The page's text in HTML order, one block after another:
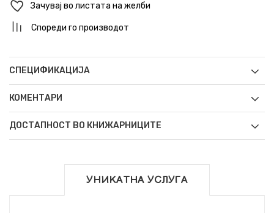
Зачувај во листата на желби
Спореди го производот
СПЕЦИФИКАЦИЈА
КОМЕНТАРИ
ДОСТАПНОСТ ВО КНИЖАРНИЦИТЕ
УНИКАТНА УСЛУГА